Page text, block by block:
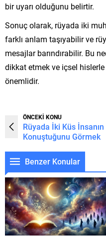
bir uyarı olduğunu belirtir.
Sonuç olarak, rüyada iki
farklı anlam taşıyabilir ve
mesajlar barındırabilir. Bu
dikkat etmek ve içsel
önemlidir.
ÖNCEKİ KONU
Rüyada İki Küs İnsanın
Konuştuğunu Görmek
Benzer Konular